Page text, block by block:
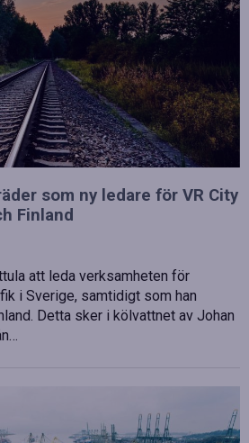
som ny ledare för VR City
Finland
att leda verksamheten för
i Sverige, samtidigt som han
Detta sker i kölvattnet av Johan